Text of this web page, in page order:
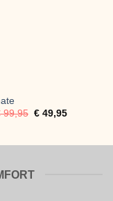
99,95 €49,95